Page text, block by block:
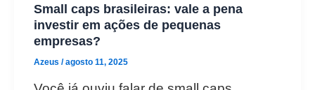
Small caps brasileiras: vale a pena
investir em ações de pequenas
empresas?
Azeus /agosto 11, 2025